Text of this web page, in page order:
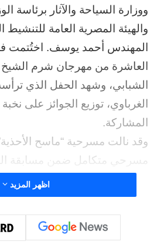
ووزارة السياحة والآثار برئاسة
والهيئة المصرية العامة
المهندس أحمد يوسف. اختُتمت
العاشرة من مهرجان شرم
الشبابي، وشهد الحفل الذي
الغرباوي، توزيع الجوائز على
المشاركة.
وقد نالت مسرحية “ماسح
مسرحي متكامل ضمن مسابقة
الجائزة المقدّمة من الرئيس
للمسرح محمد سيف الأفخم.
المسرحية من تأليف د. خالد
السينوغرافيا والإخراج لحافظ
اظهر المزيد